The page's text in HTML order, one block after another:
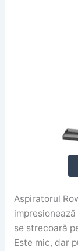
Aspiratorul
se strecoară
Este mic, dar